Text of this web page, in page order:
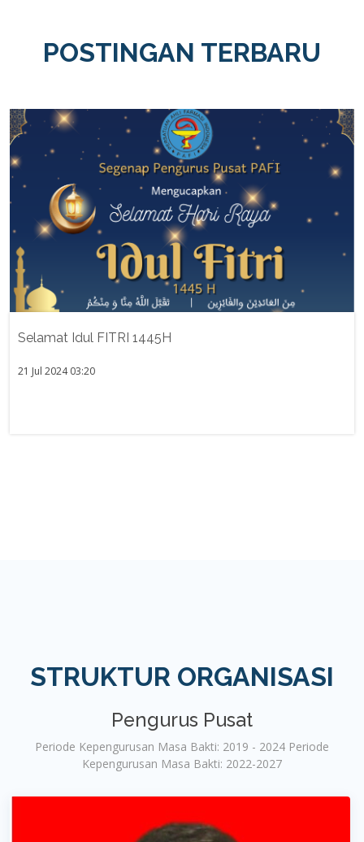
POSTINGAN TERBARU
Selamat Idul FITRI 1445H
21 Jul 2024 03:20
STRUKTUR ORGANISASI
Pengurus Pusat
Periode Kepengurusan Masa Bakti: 2019 - 2024 Periode
Kepengurusan Masa Bakti: 2022-2027